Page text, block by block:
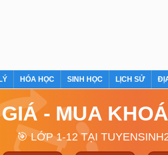
HÓA HỌC SINH HỌC LỊCH SỬ
- MUA
🎯 LỚP 1-12 TẠI